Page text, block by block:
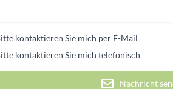
kontaktieren Sie mich per E-Mail
kontaktieren Sie mich telefonisch
Nachricht